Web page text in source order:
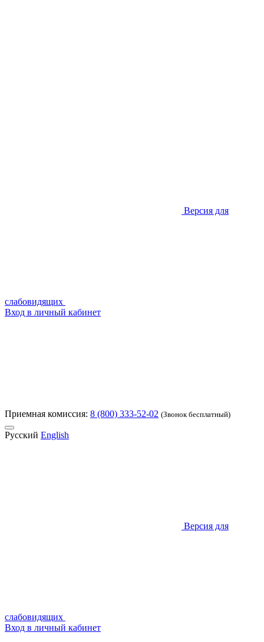
Версия для
слабовидящих
Вход в личный кабинет
Приемная комиссия: 8 (800) 333-52-02 (Звонок бесплатный)
Русский English
Версия для
слабовидящих
Вход в личный кабинет